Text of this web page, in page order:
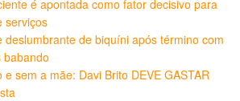
é apontada como fator decisivo para
serviços
deslumbrante de biquíni após término com
babando
sem a mãe: Davi Brito DEVE GASTAR